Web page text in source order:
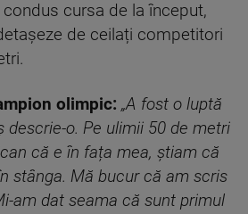
cursa de la început,
de ceilați competitori
olimpic: „A fost o luptă
descrie-o. Pe ulimii 50 de metri
că e în fața mea, știam că
stânga. Mă bucur că am scris
am dat seama că sunt primul